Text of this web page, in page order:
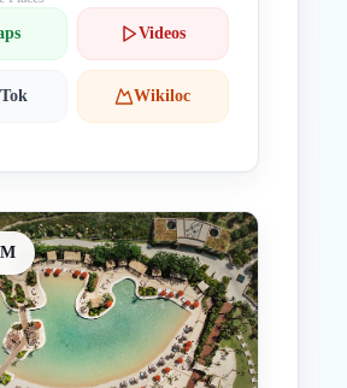
Videos
Wikiloc